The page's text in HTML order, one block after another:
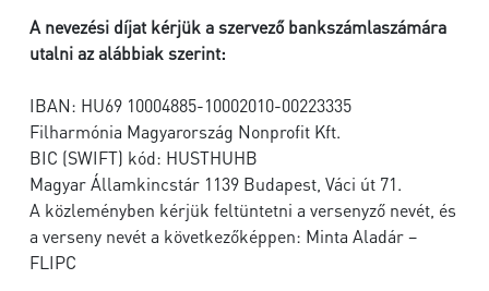
A nevezési díjat kérjük a szervező bankszámlaszámára
utalni az alábbiak szerint:
IBAN: HU69 10004885-10002010-00223335
Filharmónia Magyarország Nonprofit Kft.
BIC (SWIFT) kód: HUSTHUHB
Magyar Államkincstár 1139 Budapest, Váci út 71.
A közleményben kérjük feltüntetni a versenyző nevét, és
a verseny nevét a következőképpen: Minta Aladár –
FLIPC